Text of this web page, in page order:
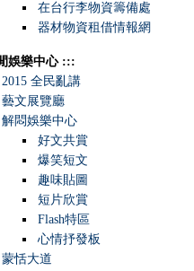
在台行李物資籌備處
器材物資租借情報網
娛樂中心 :::
2015 全民亂講
藝文展覽廳
解悶娛樂中心
好文共賞
爆笑短文
趣味貼圖
短片欣賞
Flash特區
心情抒發板
蒙恬大道